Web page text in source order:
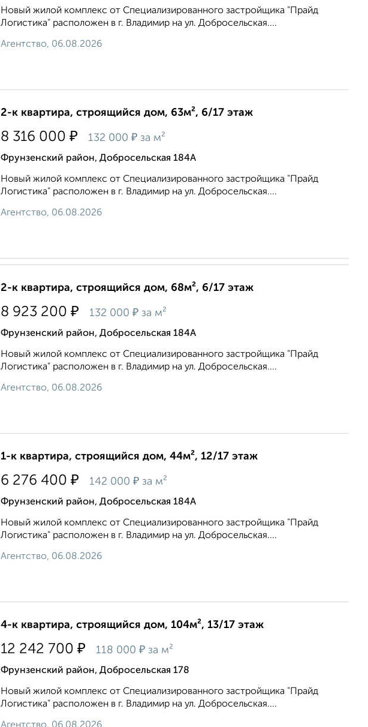
Новый жилой комплекс от Специализированного застройщика "Прайд
Логистика" расположен в г. Владимир на ул. Добросельская....
Агентство, 06.08.2026
2-к квартира, строящийся дом, 63м², 6/17 этаж
8 316 000 ₽ 132 000 ₽ за м²
Фрунзенский район, Добросельская 184А
Новый жилой комплекс от Специализированного застройщика "Прайд
Логистика" расположен в г. Владимир на ул. Добросельская....
Агентство, 06.08.2026
2-к квартира, строящийся дом, 68м², 6/17 этаж
8 923 200 ₽ 132 000 ₽ за м²
Фрунзенский район, Добросельская 184А
Новый жилой комплекс от Специализированного застройщика "Прайд
Логистика" расположен в г. Владимир на ул. Добросельская....
Агентство, 06.08.2026
1-к квартира, строящийся дом, 44м², 12/17 этаж
6 276 400 ₽ 142 000 ₽ за м²
Фрунзенский район, Добросельская 184А
Новый жилой комплекс от Специализированного застройщика "Прайд
Логистика" расположен в г. Владимир на ул. Добросельская....
Агентство, 06.08.2026
4-к квартира, строящийся дом, 104м², 13/17 этаж
12 242 700 ₽ 118 000 ₽ за м²
Фрунзенский район, Добросельская 178
Новый жилой комплекс от Специализированного застройщика "Прайд
Логистика" расположен в г. Владимир на ул. Добросельская....